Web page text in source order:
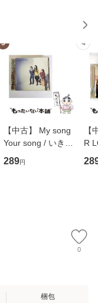
3
【中古】 My song
Your song / いきも
のがかり / [CD]
【メール便送料無
289円
4
【
R
産
0
梱包